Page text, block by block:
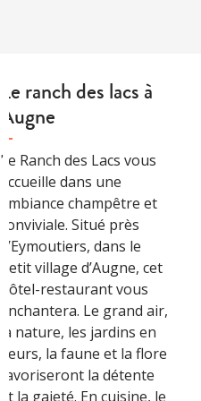
Le ranch des lacs à
Augne
Le Ranch des Lacs vous
accueille dans une
ambiance champêtre et
conviviale. Situé près
d’Eymoutiers, dans le
petit village d’Augne, cet
hôtel-restaurant vous
enchantera. Le grand air,
la nature, les jardins en
fleurs, la faune et la flore
favoriseront la détente
et la gaieté. En cuisine, le